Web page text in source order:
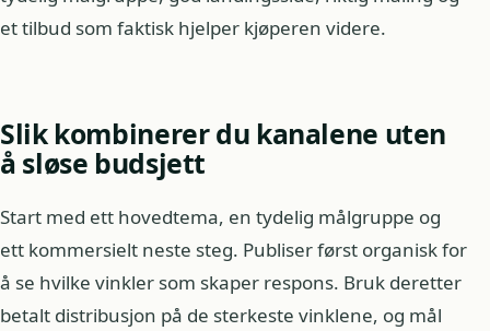
et tilbud som faktisk hjelper kjøperen videre.
Slik kombinerer du kanalene uten
å sløse budsjett
Start med ett hovedtema, en tydelig målgruppe og
ett kommersielt neste steg. Publiser først organisk for
å se hvilke vinkler som skaper respons. Bruk deretter
betalt distribusjon på de sterkeste vinklene, og mål